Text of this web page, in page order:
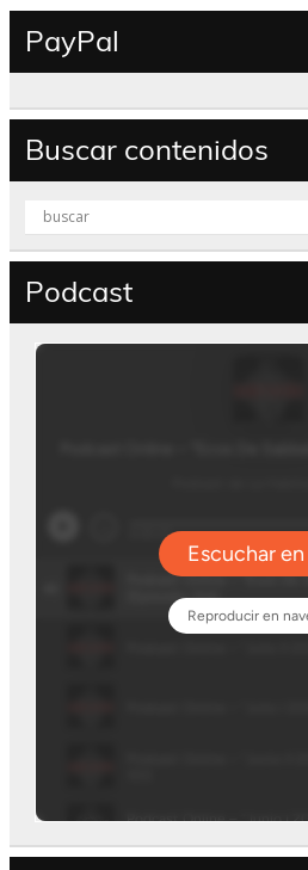
PayPal
Buscar contenidos
Podcast